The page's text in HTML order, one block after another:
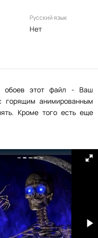
Русский язык
Нет
обоев этот файл - Ваш
горящим анимированным
Кроме того есть еще